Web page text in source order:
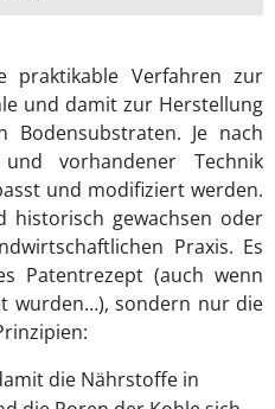
praktikable Verfahren zur
und damit zur Herstellung
Bodensubstraten. Je nach
vorhandener Technik
und modifiziert werden.
historisch gewachsen oder
Praxis. Es
Patentrezept (auch wenn
wurden…), sondern nur die
die Nährstoffe in